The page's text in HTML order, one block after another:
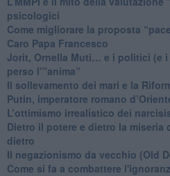
psicologici
Come migliorare la proposta
Caro Papa Francesco
​Jorit, Ornella Muti… e i politici (e
perso l’”anima”
​Il sollevamento dei mari e la
Putin, imperatore romano
​L’ottimismo irrealistico dei
​Dietro il potere e dietro la miseria
dietro
Il negazionismo da vecchio (Old
Come si fa a combattere